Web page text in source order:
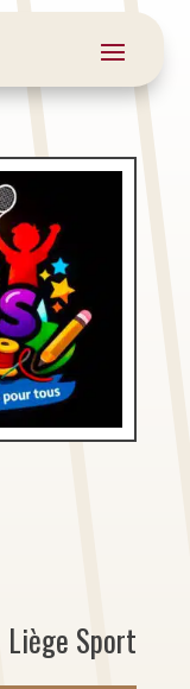
Liège Sport